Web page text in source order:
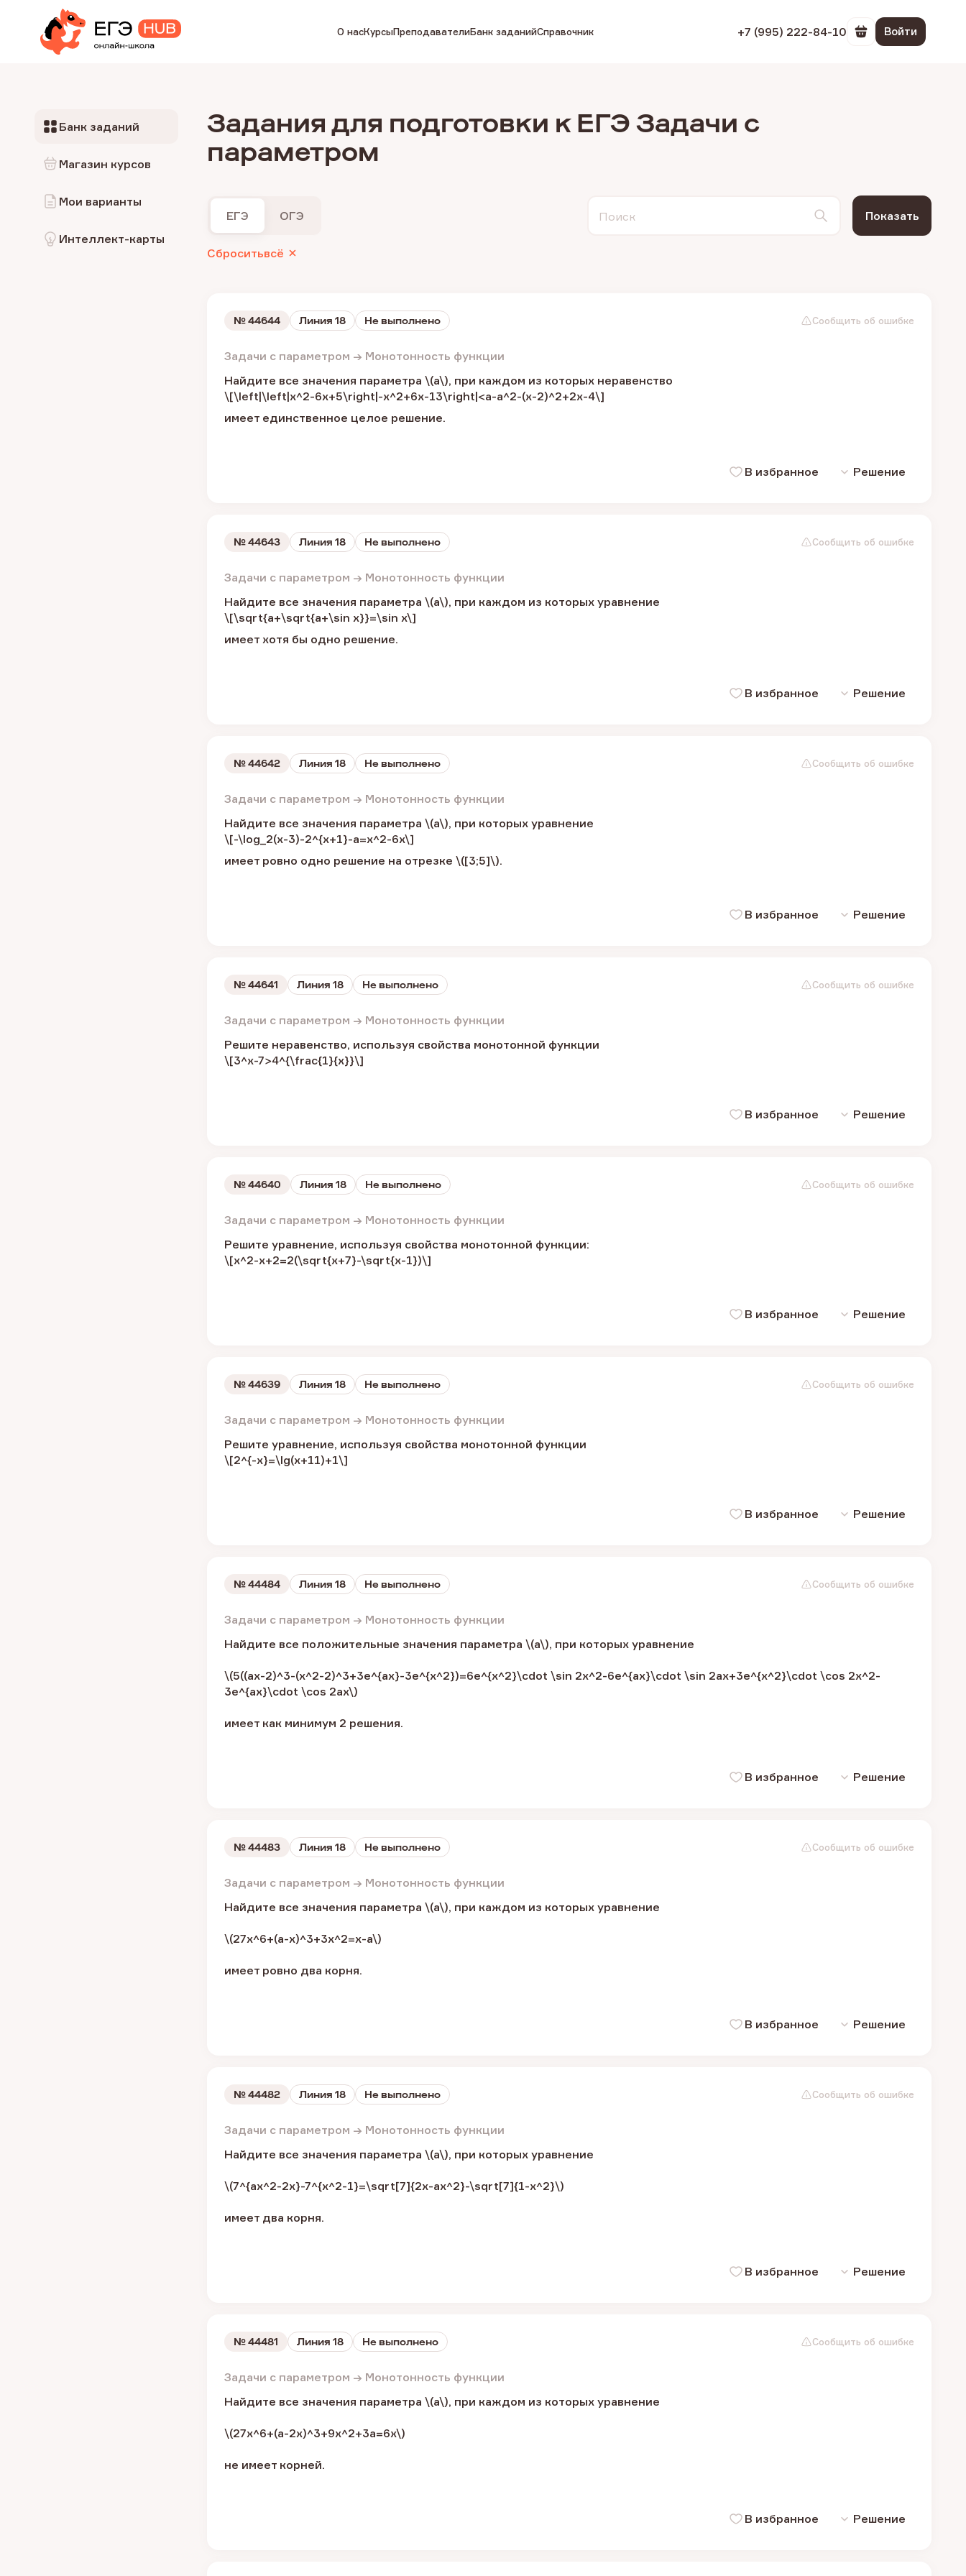
О насКурсыПреподавателиБанк заданийСправочник +7 (995) 222-84-10 Перейти в
Войти
Банк заданий
Магазин курсов
Мои варианты
Интеллект-карты
Задания для подготовки к ЕГЭ Задачи с
параметром
ЕГЭ ОГЭ Поиск Показать
Сброситьвсё
№44644 Линия 18 Не выполнено Сообщить об ошибке
Задачи с параметром → Монотонность функции
Найдите все значения параметра \(a\), при каждом из которых неравенство
\[\left|\left|x^2-6x+5\right|-x^2+6x-13\right|<a-a^2-(x-2)^2+2x-4\]
имеет единственное целое решение.
В избранное Решение
№44643 Линия 18 Не выполнено Сообщить об ошибке
Задачи с параметром → Монотонность функции
Найдите все значения параметра \(a\), при каждом из которых уравнение
\[\sqrt{a+\sqrt{a+\sin x}}=\sin x\]
имеет хотя бы одно решение.
В избранное Решение
№44642 Линия 18 Не выполнено Сообщить об ошибке
Задачи с параметром → Монотонность функции
Найдите все значения параметра \(a\), при которых уравнение
\[-\log_2(x-3)-2^{x+1}-a=x^2-6x\]
имеет ровно одно решение на отрезке \([3;5]\).
В избранное Решение
№44641 Линия 18 Не выполнено Сообщить об ошибке
Задачи с параметром → Монотонность функции
Решите неравенство, используя свойства монотонной функции
\[3^x-7>4^{\frac{1}{x}}\]
В избранное Решение
№44640 Линия 18 Не выполнено Сообщить об ошибке
Задачи с параметром → Монотонность функции
Решите уравнение, используя свойства монотонной функции:
\[x^2-x+2=2(\sqrt{x+7}-\sqrt{x-1})\]
В избранное Решение
№44639 Линия 18 Не выполнено Сообщить об ошибке
Задачи с параметром → Монотонность функции
Решите уравнение, используя свойства монотонной функции
\[2^{-x}=\lg(x+11)+1\]
В избранное Решение
№44484 Линия 18 Не выполнено Сообщить об ошибке
Задачи с параметром → Монотонность функции
Найдите все положительные значения параметра \(a\), при которых уравнение
\(5((ax-2)^3-(x^2-2)^3+3e^{ax}-3e^{x^2})=6e^{x^2}\cdot \sin 2x^2-6e^{ax}\cdot \sin 2ax+3e^{x^2}\cdot \cos 2x^2-
3e^{ax}\cdot \cos 2ax\)
имеет как минимум 2 решения.
В избранное Решение
№44483 Линия 18 Не выполнено Сообщить об ошибке
Задачи с параметром → Монотонность функции
Найдите все значения параметра \(a\), при каждом из которых уравнение
\(27x^6+(a-x)^3+3x^2=x-a\)
имеет ровно два корня.
В избранное Решение
№44482 Линия 18 Не выполнено Сообщить об ошибке
Задачи с параметром → Монотонность функции
Найдите все значения параметра \(a\), при которых уравнение
\(7^{ax^2-2x}-7^{x^2-1}=\sqrt[7]{2x-ax^2}-\sqrt[7]{1-x^2}\)
имеет два корня.
В избранное Решение
№44481 Линия 18 Не выполнено Сообщить об ошибке
Задачи с параметром → Монотонность функции
Найдите все значения параметра \(a\), при каждом из которых уравнение
\(27x^6+(a-2x)^3+9x^2+3a=6x\)
не имеет корней.
В избранное Решение